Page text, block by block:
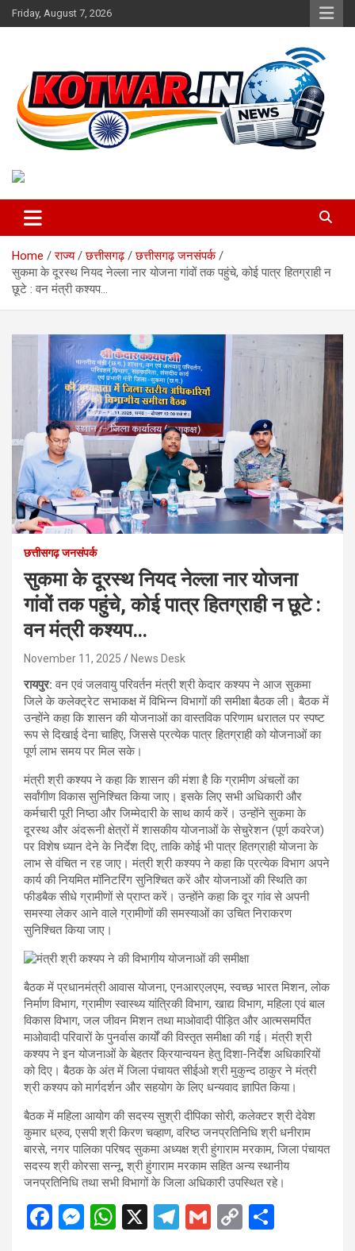
Skip
to
Friday, August 7, 2026
kotwar.in
Home राज्य छत्तीसगढ़
छत्तीसगढ़ जनसंपर्क
सुकमा के दूरस्थ नियद नेल्ला नार योजना गांवों तक पहुंचे, कोई पात्र हितग्राही न
छूटे : वन मंत्री कश्यप…
छत्तीसगढ़ जनसंपर्क
सुकमा के दूरस्थ नियद नेल्ला नार योजना
गांवों तक पहुंचे, कोई पात्र हितग्राही न छूटे :
वन मंत्री कश्यप…
November 11, 2025 News Desk
रायपुर:वन एवं जलवायु परिवर्तन मंत्री श्री केदार कश्यप ने आज सुकमा
जिले के कलेक्ट्रेट सभाकक्ष में विभिन्न विभागों की समीक्षा बैठक ली। बैठक में
उन्होंने कहा कि शासन की योजनाओं का वास्तविक परिणाम धरातल पर स्पष्ट
रूप से दिखाई देना चाहिए, जिससे प्रत्येक पात्र हितग्राही को योजनाओं का
पूर्ण लाभ समय पर मिल सके।
मंत्री श्री कश्यप ने कहा कि शासन की मंशा है कि ग्रामीण अंचलों का
सर्वांगीण विकास सुनिश्चित किया जाए। इसके लिए सभी अधिकारी और
कर्मचारी पूरी निष्ठा और जिम्मेदारी के साथ कार्य करें। उन्होंने सुकमा के
दूरस्थ और अंदरूनी क्षेत्रों में शासकीय योजनाओं के सेचुरेशन (पूर्ण कवरेज)
पर विशेष ध्यान देने के निर्देश दिए, ताकि कोई भी पात्र हितग्राही योजना के
लाभ से वंचित न रह जाए। मंत्री श्री कश्यप ने कहा कि प्रत्येक विभाग अपने
कार्य की नियमित मॉनिटरिंग सुनिश्चित करें और योजनाओं की स्थिति का
फीडबैक सीधे ग्रामीणों से प्राप्त करें। उन्होंने कहा कि दूर गांव से अपनी
समस्या लेकर आने वाले ग्रामीणों की समस्याओं का उचित निराकरण
सुनिश्चित किया जाए।
बैठक में प्रधानमंत्री आवास योजना, एनआरएलएम, स्वच्छ भारत मिशन, लोक
निर्माण विभाग, ग्रामीण स्वास्थ्य यांत्रिकी विभाग, खाद्य विभाग, महिला एवं बाल
विकास विभाग, जल जीवन मिशन तथा माओवादी पीड़ित और आत्मसमर्पित
माओवादी परिवारों के पुनर्वास कार्यों की विस्तृत समीक्षा की गई। मंत्री श्री
कश्यप ने इन योजनाओं के बेहतर क्रियान्वयन हेतु दिशा-निर्देश अधिकारियों
को दिए। बैठक के अंत में जिला पंचायत सीईओ श्री मुकुन्द ठाकुर ने मंत्री
श्री कश्यप को मार्गदर्शन और सहयोग के लिए धन्यवाद ज्ञापित किया।
बैठक में महिला आयोग की सदस्य सुश्री दीपिका सोरी, कलेक्टर श्री देवेश
कुमार ध्रुव, एसपी श्री किरण चव्हाण, वरिष्ठ जनप्रतिनिधि श्री धनीराम
बारसे, नगर पालिका परिषद सुकमा अध्यक्ष श्री हुंगाराम मरकाम, जिला पंचायत
सदस्य श्री कोरसा सन्नू, श्री हुंगाराम मरकाम सहित अन्य स्थानीय
जनप्रतिनिधि तथा सभी विभागों के जिला अधिकारी उपस्थित रहे।
F
M W X
T
G
C